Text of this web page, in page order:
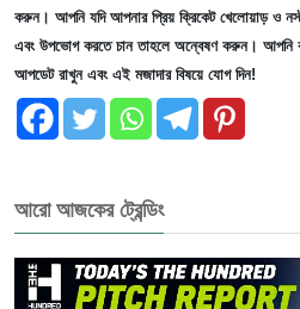
করুন। আপনি যদি আপনার প্রিয় ক্রিকেট খেলোয়াড় ও
এবং উপভোগ করতে চান তাহলে অন্বেষণ করুন। আপনি
আপডেট রাখুন এবং এই মজাদার বিষয়ে যোগ দিন!
আরো আজকের ট্রেন্ডিং